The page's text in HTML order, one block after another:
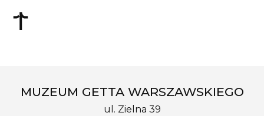
MUZEUM GETTA WARSZAWSKIEGO
ul. Zielna 39